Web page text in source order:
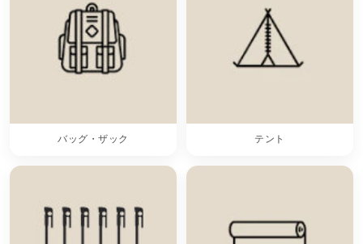
バッグ・ザック テント